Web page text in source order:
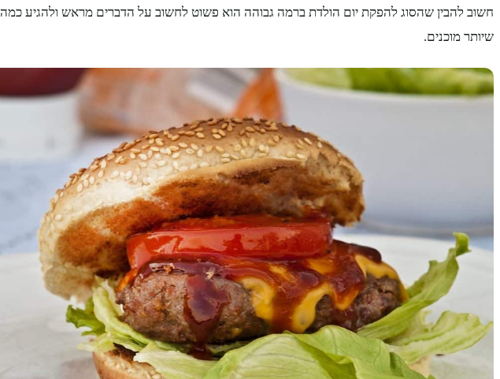
חשוב להבין שהסוג להפקת יום הולדת ברמה גבוהה הוא פשוט לחשוב על הדברים מראש ולהגיע כמה
שיותר מוכנים.